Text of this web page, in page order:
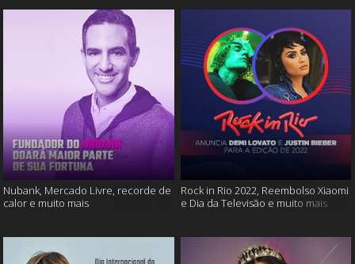
Nubank, Mercado Livre, recorde de
calor e muito mais
Rock in Rio 2022, Reembolso Xiaomi
e Dia da Televisão e muito mais